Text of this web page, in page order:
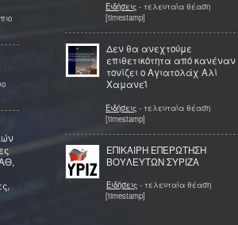
πιο
Ειδήσεις - τελευταία θέαση
[timestamp]
Δεν θα ανεχτούμε
επιθετικότητα από κανέναν
τονίζει ο Αγιατολάχ Αλί
Χαμανεΐ
Ειδήσεις - τελευταία θέαση
[timestamp]
ΕΠΙΚΑΙΡΗ ΕΠΕΡΩΤΗΣΗ
ΒΟΥΛΕΥΤΩΝ ΣΥΡΙΖΑ
Ειδήσεις - τελευταία θέαση
[timestamp]